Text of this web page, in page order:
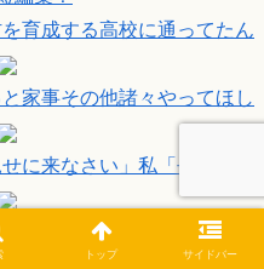
育成する高校に通ってたん
家事その他諸々やってほし
に来なさい」私「去年のお
くれないんだ？」私「タ○
トップ サイドバー